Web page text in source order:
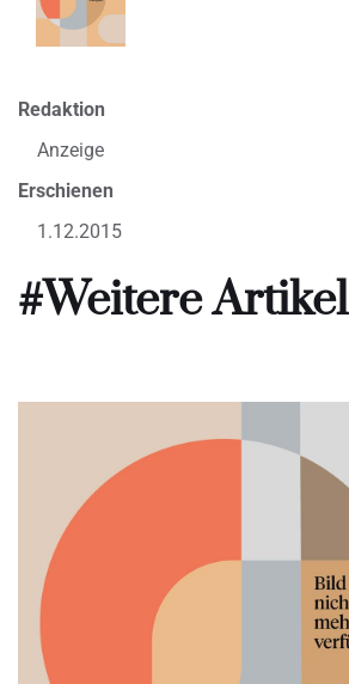
Redaktion
Anzeige
Erschienen
1.12.2015
#Weitere Artikel